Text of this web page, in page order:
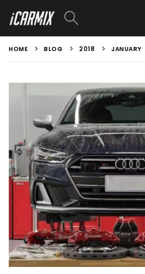
HOME BLOG 2018 JANUARY